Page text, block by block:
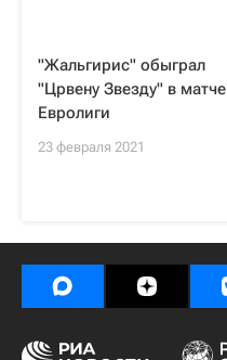
"Жальгирис" обыграл
"Црвену Звезду" в матче
Евролиги
23 февраля 2021